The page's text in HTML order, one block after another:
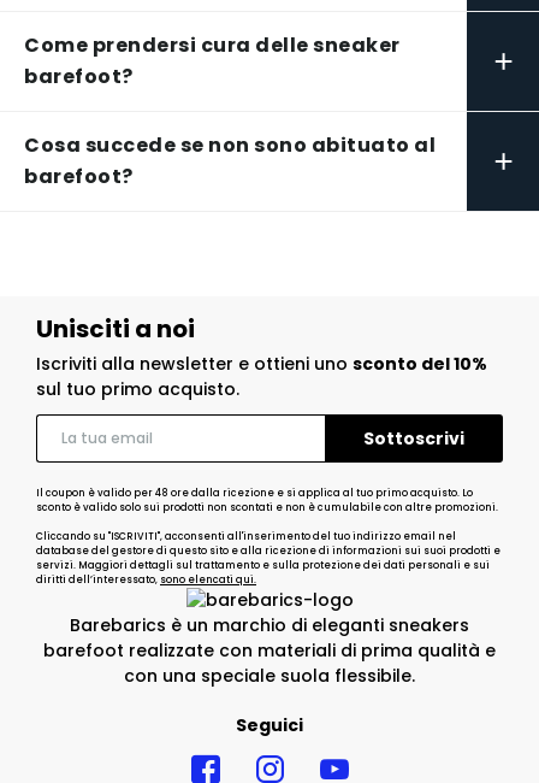
Come prendersi cura delle sneaker
barefoot?
+
Cosa succede se non sono abituato al
barefoot?
+
Barebarics è un marchio di eleganti sneakers
barefoot realizzate con materiali di prima qualità e
con una speciale suola flessibile.
Seguici
Unisciti a noi
Iscriviti alla newsletter e ottieni uno sconto del 10%
sul tuo primo acquisto.
Il coupon è valido per 48 ore dalla ricezione e si applica al tuo primo acquisto. Lo
sconto è valido solo sui prodotti non scontati e non è cumulabile con altre promozioni.
Cliccando su "ISCRIVITI", acconsenti all'inserimento del tuo indirizzo email nel
database del gestore di questo sito e alla ricezione di informazioni sui suoi prodotti e
servizi. Maggiori dettagli sul trattamento e sulla protezione dei dati personali e sui
diritti dell’interessato, sono elencati qui.